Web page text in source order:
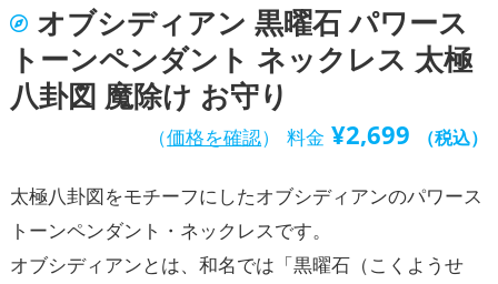
オブシディアン 黒曜石 パワース
トーンペンダント ネックレス 太極
八卦図 魔除け お守り
（価格を確認） 料金 ¥2,699 （税込）
太極八卦図をモチーフにしたオブシディアンのパワース
トーンペンダント・ネックレスです。
オブシディアンとは、和名では「黒曜石（こくようせ